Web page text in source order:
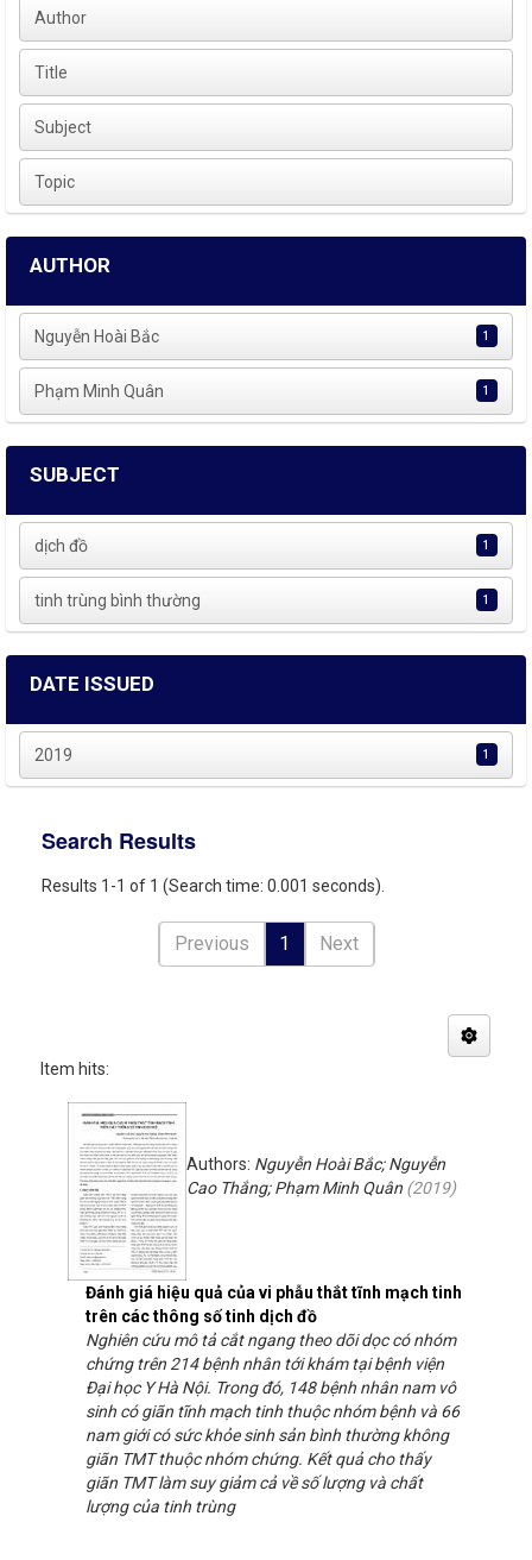
Author
Title
Subject
Topic
AUTHOR
Nguyễn Hoài Bắc 1
Phạm Minh Quân 1
SUBJECT
dịch đồ 1
tinh trùng bình thường 1
DATE ISSUED
2019 1
Search Results
Results 1-1 of 1 (Search time: 0.001 seconds).
Previous 1 Next
Item hits:
Đánh giá hiệu quả của vi phẫu thắt tĩnh mạch tinh
trên các thông số tinh dịch đồ
Authors: Nguyễn Hoài Bắc; Nguyễn
Cao Thắng; Phạm Minh Quân (2019)
Nghiên cứu mô tả cắt ngang theo dõi dọc có nhóm
chứng trên 214 bệnh nhân tới khám tại bệnh viện
Đại học Y Hà Nội. Trong đó, 148 bệnh nhân nam vô
sinh có giãn tĩnh mạch tinh thuộc nhóm bệnh và 66
nam giới có sức khỏe sinh sản bình thường không
giãn TMT thuộc nhóm chứng. Kết quả cho thấy
giãn TMT làm suy giảm cả về số lượng và chất
lượng của tinh trùng